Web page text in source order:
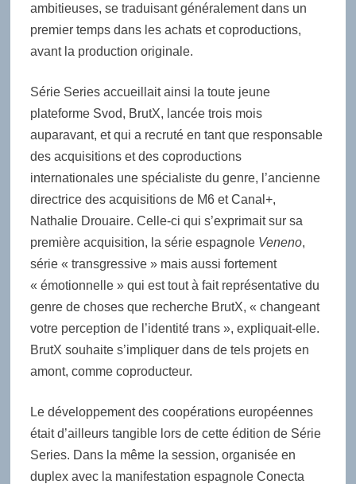
ambitieuses, se traduisant généralement dans un
premier temps dans les achats et coproductions,
avant la production originale.
Série Series accueillait ainsi la toute jeune
plateforme Svod, BrutX, lancée trois mois
auparavant, et qui a recruté en tant que responsable
des acquisitions et des coproductions
internationales une spécialiste du genre, l’ancienne
directrice des acquisitions de M6 et Canal+,
Nathalie Drouaire. Celle-ci qui s’exprimait sur sa
première acquisition, la série espagnole Veneno,
série « transgressive » mais aussi fortement
« émotionnelle » qui est tout à fait représentative du
genre de choses que recherche BrutX, « changeant
votre perception de l’identité trans », expliquait-elle.
BrutX souhaite s’impliquer dans de tels projets en
amont, comme coproducteur.
Le développement des coopérations européennes
était d’ailleurs tangible lors de cette édition de Série
Series. Dans la même la session, organisée en
duplex avec la manifestation espagnole Conecta